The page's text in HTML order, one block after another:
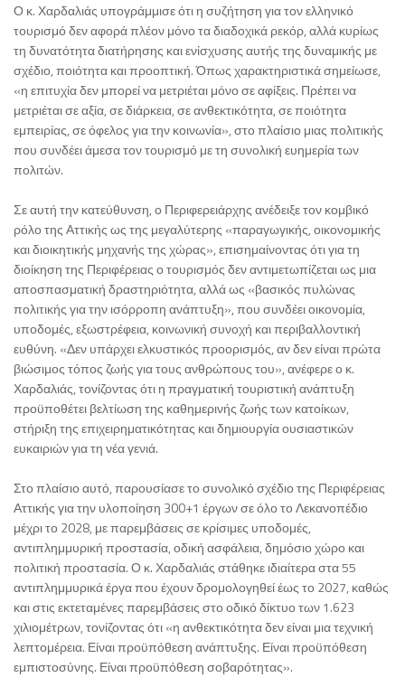
Ο κ. Χαρδαλιάς υπογράμμισε ότι η συζήτηση για τον ελληνικό
τουρισμό δεν αφορά πλέον μόνο τα διαδοχικά ρεκόρ, αλλά κυρίως
τη δυνατότητα διατήρησης και ενίσχυσης αυτής της δυναμικής με
σχέδιο, ποιότητα και προοπτική. Όπως χαρακτηριστικά σημείωσε,
«η επιτυχία δεν μπορεί να μετριέται μόνο σε αφίξεις. Πρέπει να
μετριέται σε αξία, σε διάρκεια, σε ανθεκτικότητα, σε ποιότητα
εμπειρίας, σε όφελος για την κοινωνία», στο πλαίσιο μιας πολιτικής
που συνδέει άμεσα τον τουρισμό με τη συνολική ευημερία των
πολιτών.
Σε αυτή την κατεύθυνση, ο Περιφερειάρχης ανέδειξε τον κομβικό
ρόλο της Αττικής ως της μεγαλύτερης «παραγωγικής, οικονομικής
και διοικητικής μηχανής της χώρας», επισημαίνοντας ότι για τη
διοίκηση της Περιφέρειας ο τουρισμός δεν αντιμετωπίζεται ως μια
αποσπασματική δραστηριότητα, αλλά ως «βασικός πυλώνας
πολιτικής για την ισόρροπη ανάπτυξη», που συνδέει οικονομία,
υποδομές, εξωστρέφεια, κοινωνική συνοχή και περιβαλλοντική
ευθύνη. «Δεν υπάρχει ελκυστικός προορισμός, αν δεν είναι πρώτα
βιώσιμος τόπος ζωής για τους ανθρώπους του», ανέφερε ο κ.
Χαρδαλιάς, τονίζοντας ότι η πραγματική τουριστική ανάπτυξη
προϋποθέτει βελτίωση της καθημερινής ζωής των κατοίκων,
στήριξη της επιχειρηματικότητας και δημιουργία ουσιαστικών
ευκαιριών για τη νέα γενιά.
Στο πλαίσιο αυτό, παρουσίασε το συνολικό σχέδιο της Περιφέρειας
Αττικής για την υλοποίηση 300+1 έργων σε όλο το Λεκανοπέδιο
μέχρι το 2028, με παρεμβάσεις σε κρίσιμες υποδομές,
αντιπλημμυρική προστασία, οδική ασφάλεια, δημόσιο χώρο και
πολιτική προστασία. Ο κ. Χαρδαλιάς στάθηκε ιδιαίτερα στα 55
αντιπλημμυρικά έργα που έχουν δρομολογηθεί έως το 2027, καθώς
και στις εκτεταμένες παρεμβάσεις στο οδικό δίκτυο των 1.623
χιλιομέτρων, τονίζοντας ότι «η ανθεκτικότητα δεν είναι μια τεχνική
λεπτομέρεια. Είναι προϋπόθεση ανάπτυξης. Είναι προϋπόθεση
εμπιστοσύνης. Είναι προϋπόθεση σοβαρότητας».